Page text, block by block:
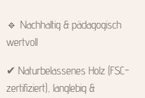
🔹 Nachhaltig & pädagogisch
wertvoll
✔ Naturbelassenes Holz (FSC-
zertifiziert), langlebig &